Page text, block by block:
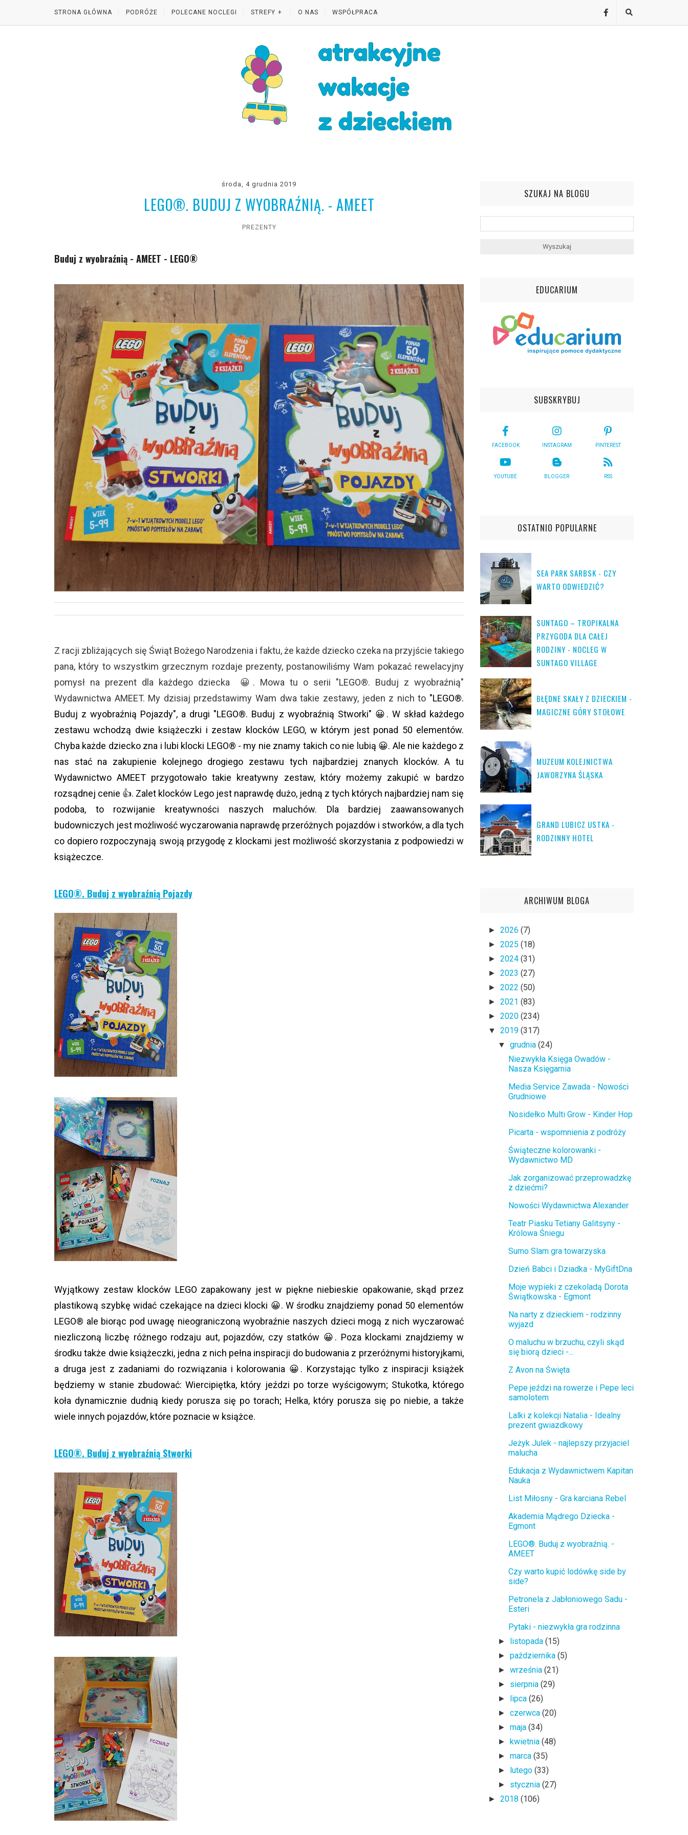
STRONA GŁÓWNA PODRÓŻE POLECANE NOCLEGI STREFY O NAS WSPÓŁPRACA
środa, 4 grudnia 2019
LEGO®. BUDUJ Z WYOBRAŹNIĄ. - AMEET
PREZENTY
Buduj z wyobraźnią - AMEET - LEGO®
Z racji zbliżających się Świąt Bożego Narodzenia i faktu, że każde dziecko czeka na przyjście takiego
pana, który to wszystkim grzecznym rozdaje prezenty, postanowiliśmy Wam pokazać rewelacyjny
pomysł na prezent dla każdego dziecka 😀. Mowa tu o serii "LEGO®. Buduj z wyobraźnią"
Wydawnictwa AMEET. My dzisiaj przedstawimy Wam dwa takie zestawy, jeden z nich to "LEGO®.
Buduj z wyobraźnią Pojazdy", a drugi "LEGO®. Buduj z wyobraźnią Stworki" 😀. W skład każdego
zestawu wchodzą dwie książeczki i zestaw klocków LEGO, w którym jest ponad 50 elementów.
Chyba każde dziecko zna i lubi klocki LEGO® - my nie znamy takich co nie lubią 😀. Ale nie każdego z
nas stać na zakupienie kolejnego drogiego zestawu tych najbardziej znanych klocków. A tu
Wydawnictwo AMEET przygotowało takie kreatywny zestaw, który możemy zakupić w bardzo
rozsądnej cenie 👍. Zalet klocków Lego jest naprawdę dużo, jedną z tych których najbardziej nam się
podoba, to rozwijanie kreatywności naszych maluchów. Dla bardziej zaawansowanych
budowniczych jest możliwość wyczarowania naprawdę przeróżnych pojazdów i stworków, a dla tych
co dopiero rozpoczynają swoją przygodę z klockami jest możliwość skorzystania z podpowiedzi w
książeczce.
LEGO®. Buduj z wyobraźnią Pojazdy
Wyjątkowy zestaw klocków LEGO zapakowany jest w piękne niebieskie opakowanie, skąd przez
plastikową szybkę widać czekające na dzieci klocki 😀. W środku znajdziemy ponad 50 elementów
LEGO® ale biorąc pod uwagę nieograniczoną wyobraźnie naszych dzieci mogą z nich wyczarować
niezliczoną liczbę różnego rodzaju aut, pojazdów, czy statków 😀. Poza klockami znajdziemy w
środku także dwie książeczki, jedna z nich pełna inspiracji do budowania z przeróżnymi historyjkami,
a druga jest z zadaniami do rozwiązania i kolorowania 😀. Korzystając tylko z inspiracji książek
będziemy w stanie zbudować: Wiercipiętka, który jeździ po torze wyścigowym; Stukotka, którego
koła dynamicznie dudnią kiedy porusza się po torach; Helka, który porusza się po niebie, a także
wiele innych pojazdów, które poznacie w książce.
LEGO®. Buduj z wyobraźnią Stworki
SZUKAJ NA BLOGU
EDUCARIUM
SUBSKRYBUJ
FACEBOOK INSTAGRAM PINTEREST
YOUTUBE BLOGGER RSS
OSTATNIO POPULARNE
SEA PARK SARBSK - CZY
WARTO ODWIEDZIĆ?
SUNTAGO – TROPIKALNA
PRZYGODA DLA CAŁEJ
RODZINY - NOCLEG W
SUNTAGO VILLAGE
BŁĘDNE SKAŁY Z DZIECKIEM -
MAGICZNE GÓRY STOŁOWE
MUZEUM KOLEJNICTWA
JAWORZYNA ŚLĄSKA
GRAND LUBICZ USTKA -
RODZINNY HOTEL
ARCHIWUM BLOGA
► 2026 (7)
► 2025 (18)
► 2024 (31)
► 2023 (27)
► 2022 (50)
► 2021 (83)
► 2020 (234)
▼ 2019 (317)
▼grudnia(24)
Niezwykła Księga Owadów -
Nasza Księgarnia
Media Service Zawada - Nowości
Grudniowe
Nosidełko Multi Grow - Kinder Hop
Picarta - wspomnienia z podróży
Świąteczne kolorowanki -
Wydawnictwo MD
Jak zorganizować przeprowadzkę
z dziećmi?
Nowości Wydawnictwa Alexander
Teatr Piasku Tetiany Galitsyny -
Królowa Śniegu
Sumo Slam gra towarzyska
Dzień Babci i Dziadka - MyGiftDna
Moje wypieki z czekoladą Dorota
Świątkowska - Egmont
Na narty z dzieckiem - rodzinny
wyjazd
O maluchu w brzuchu, czyli skąd
się biorą dzieci -...
Z Avon na Święta
Pepe jeździ na rowerze i Pepe leci
samolotem
Lalki z kolekcji Natalia - Idealny
prezent gwiazdkowy
Jeżyk Julek - najlepszy przyjaciel
malucha
Edukacja z Wydawnictwem Kapitan
Nauka
List Miłosny - Gra karciana Rebel
Akademia Mądrego Dziecka -
Egmont
LEGO®. Buduj z wyobraźnią. -
AMEET
Czy warto kupić lodówkę side by
side?
Petronela z Jabłoniowego Sadu -
Esteri
Pytaki - niezwykła gra rodzinna
► listopada(15)
►października(5)
►września(21)
► sierpnia(29)
► lipca(26)
►czerwca(20)
►maja(34)
► kwietnia(48)
►marca(35)
► lutego(33)
► stycznia(27)
► 2018 (106)